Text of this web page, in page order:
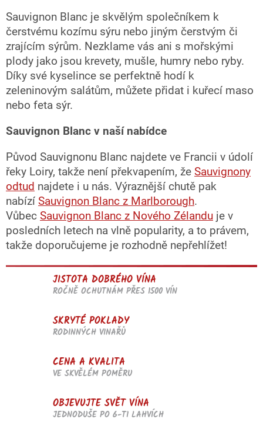
Sauvignon Blanc je skvělým společníkem k
čerstvému kozímu sýru nebo jiným čerstvým či
zrajícím sýrům. Nezklame vás ani s mořskými
plody jako jsou krevety, mušle, humry nebo ryby.
Díky své kyselince se perfektně hodí k
zeleninovým salátům, můžete přidat i kuřecí maso
nebo feta sýr.
Sauvignon Blanc v naší nabídce
Původ Sauvignonu Blanc najdete ve Francii v údolí
řeky Loiry, takže není překvapením, že Sauvignony
odtud najdete i u nás. Výraznější chutě pak
nabízí Sauvignon Blanc z Marlborough.
Vůbec Sauvignon Blanc z Nového Zélandu je v
posledních letech na vlně popularity, a to právem,
takže doporučujeme je rozhodně nepřehlížet!
JISTOTA DOBRÉHO VÍNA
ROČNĚ OCHUTNÁM PŘES 1500 VÍN
SKRYTÉ POKLADY
RODINNÝCH VINAŘŮ
CENA A KVALITA
VE SKVĚLÉM POMĚRU
OBJEVUJTE SVĚT VÍNA
JEDNODUŠE PO 6-TI LAHVÍCH